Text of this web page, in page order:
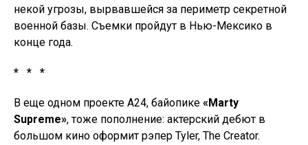
некой угрозы, вырвавшейся за периметр секретной
военной базы. Съемки пройдут в Нью-Мексико в
конце года.
* * *
В еще одном проекте A24, байопике «Marty
Supreme», тоже пополнение: актерский дебют в
большом кино оформит рэпер Tyler, The Creator.